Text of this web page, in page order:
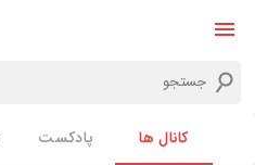
کانال ها پادکست